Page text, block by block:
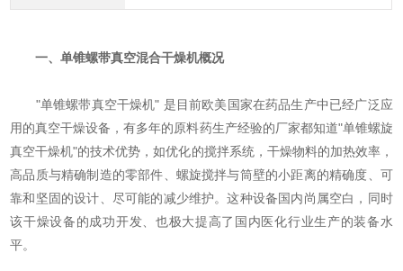
一、单锥螺带真空混合干燥机概况
"单锥螺带真空干燥机" 是目前欧美国家在药品生产中已经广泛应
用的真空干燥设备，有多年的原料药生产经验的厂家都知道"单锥螺旋
真空干燥机"的技术优势，如优化的搅拌系统，干燥物料的加热效率，
高品质与精确制造的零部件、螺旋搅拌与筒壁的小距离的精确度、可
靠和坚固的设计、尽可能的减少维护。这种设备国内尚属空白，同时
该干燥设备的成功开发、也极大提高了国内医化行业生产的装备水
平。